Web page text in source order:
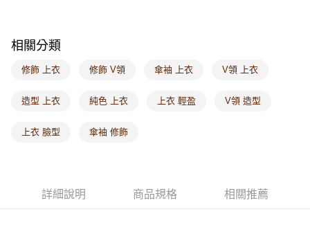
每筆NT$120，滿NT$1,000(含以上)免運費
付款後門市自取
海外配送-港/澳/新/馬/泰國專屬 查看運費
海外配送-其他亞洲地區
相關分類
修飾 上衣 修飾 V領 傘袖 上衣 V領 上衣
造型 上衣 純色 上衣 上衣 輕盈 V領 造型
上衣 臉型 傘袖 修飾
詳細說明 商品規格 相關推薦